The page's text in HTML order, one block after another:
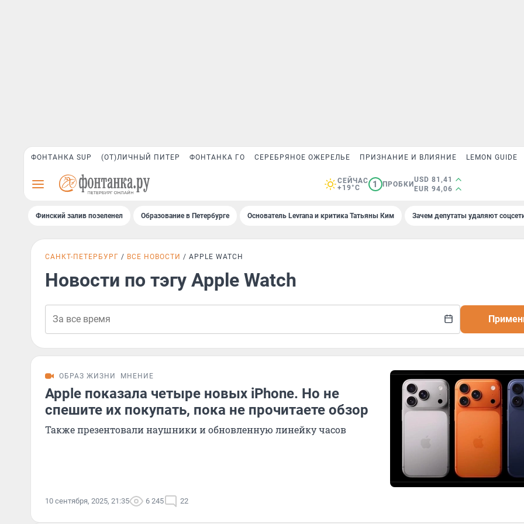
ФОНТАНКА SUP (ОТ)ЛИЧНЫЙ ПИТЕР ФОНТАНКА ГО СЕРЕБРЯНОЕ ОЖЕРЕЛЬЕ ПРИЗНАНИЕ И ВЛИЯНИЕ LEMON GUIDE
СЕЙЧАС
+19°C
1 ПРОБКИ
USD 81,41
EUR 94,06
Финский залив позеленел Образование в Петербурге Основатель Levrana и критика Татьяны Ким Зачем депутаты удаляют
САНКТ-ПЕТЕРБУРГ ВСЕ НОВОСТИ APPLE WATCH
Новости по тэгу Apple Watch
ОБРАЗ ЖИЗНИ МНЕНИЕ
Apple показала четыре новых iPhone. Но не
спешите их покупать, пока не прочитаете обзор
Также презентовали наушники и обновленную линейку часов
10 сентября, 2025, 21:35 6 245 22